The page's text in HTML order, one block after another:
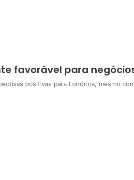
favorável para
positivas para Londrina, mesmo